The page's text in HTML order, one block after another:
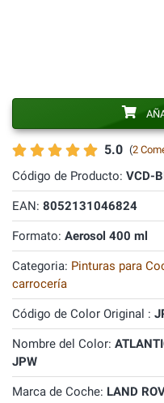
5.0 (2
Código de Producto: VCD-
EAN: 8052131046824
Formato: Aerosol 400 ml
Categoria: Pinturas para
carrocería
Código de Color Original :
Nombre del Color:
JPW
Marca de Coche: LAND